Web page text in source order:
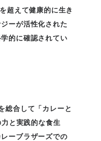
超えて健康的に生き
ーが活性化された
的に確認されてい
総合して「カレーと
と実践的な食生
ーブラザーズでの